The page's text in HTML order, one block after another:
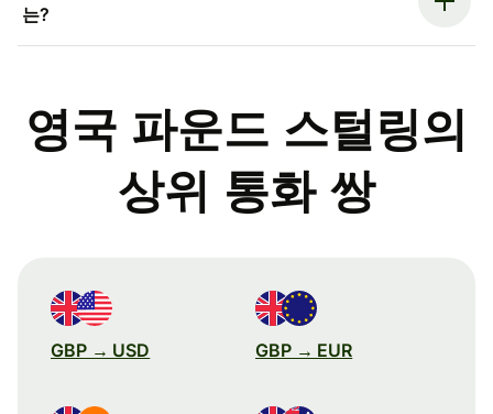
는?
영국 파운드 스털링의
상위 통화 쌍
GBP → USD GBP → EUR